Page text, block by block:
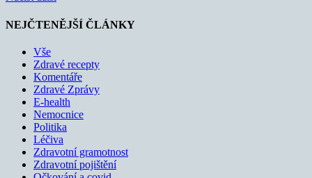
NEJČTENĚJŠÍ ČLÁNKY
Vše
Zdravé recepty
Komentáře
Zdravé Zprávy
E-health
Nemocnice
Politika
Léčiva
Zdravotní gramotnost
Zdravotní pojištění